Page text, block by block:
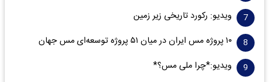
ویدیو: رکورد تاریخی زیر زمین
۱۰ پروژه مس ایران در میان ۵۱ پروژه توسعه‌ای مس جهان
ویدیو:*چرا ملی مس؟*